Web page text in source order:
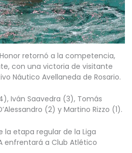
retornó a la competencia,
con una victoria de visitante
Náutico Avellaneda de Rosario.
Iván Saavedra (3), Tomás
(2) y Martino Rizzo (1).
la etapa regular de la Liga
enfrentará a Club Atlético